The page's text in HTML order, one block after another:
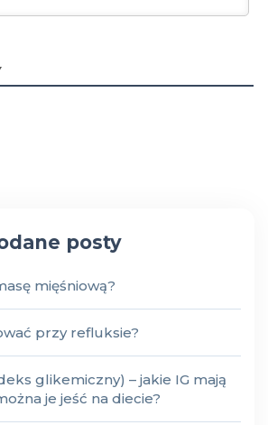
posty
mięśniową?
przy refluksie?
glikemiczny) – jakie IG mają
je jeść na diecie?